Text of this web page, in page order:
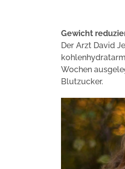
Gewicht
Der Arzt David
Wochen
Blutzucker.